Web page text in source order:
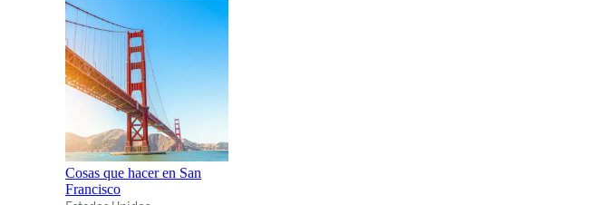
Cosas que hacer en San
Francisco